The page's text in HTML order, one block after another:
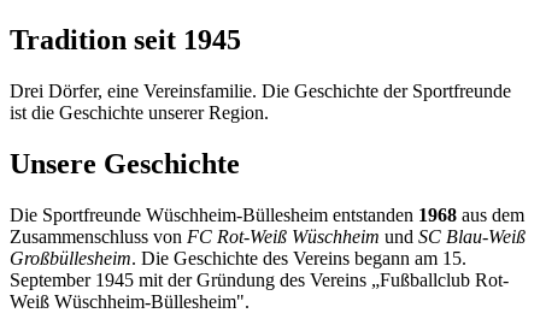
Tradition seit 1945
Drei Dörfer, eine Vereinsfamilie. Die Geschichte der Sportfreunde
ist die Geschichte unserer Region.
Unsere Geschichte
Die Sportfreunde Wüschheim-Büllesheim entstanden 1968 aus dem
Zusammenschluss von FC Rot-Weiß Wüschheim und SC Blau-Weiß
Großbüllesheim. Die Geschichte des Vereins begann am 15.
September 1945 mit der Gründung des Vereins „Fußballclub Rot-
Weiß Wüschheim-Büllesheim".